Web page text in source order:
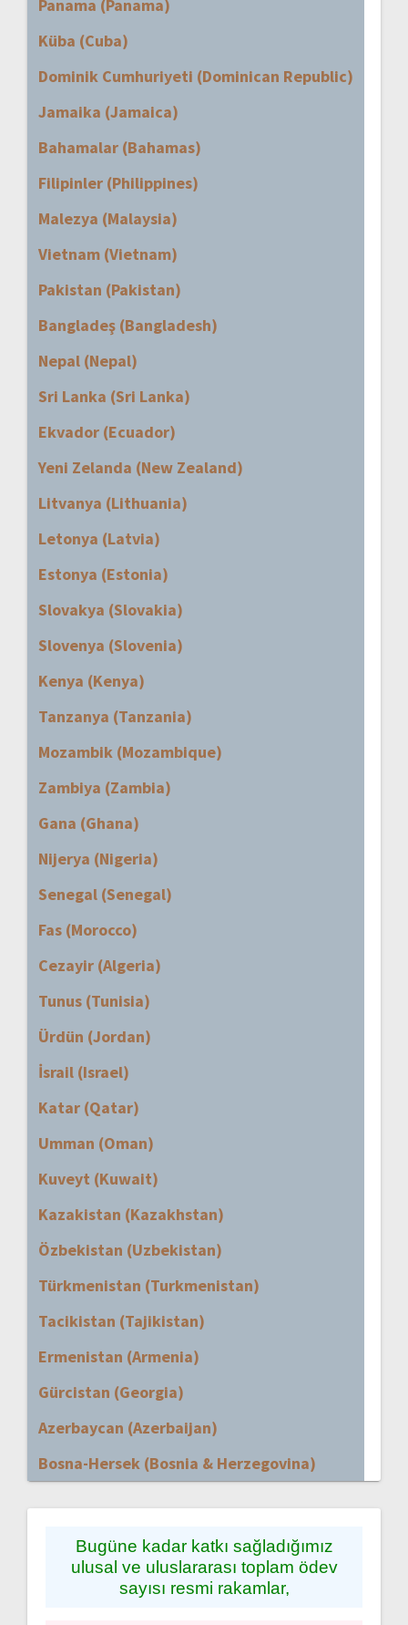
Panama (Panama)
Küba (Cuba)
Dominik Cumhuriyeti (Dominican Republic)
Jamaika (Jamaica)
Bahamalar (Bahamas)
Filipinler (Philippines)
Malezya (Malaysia)
Vietnam (Vietnam)
Pakistan (Pakistan)
Bangladeş (Bangladesh)
Nepal (Nepal)
Sri Lanka (Sri Lanka)
Ekvador (Ecuador)
Yeni Zelanda (New Zealand)
Litvanya (Lithuania)
Letonya (Latvia)
Estonya (Estonia)
Slovakya (Slovakia)
Slovenya (Slovenia)
Kenya (Kenya)
Tanzanya (Tanzania)
Mozambik (Mozambique)
Zambiya (Zambia)
Gana (Ghana)
Nijerya (Nigeria)
Senegal (Senegal)
Fas (Morocco)
Cezayir (Algeria)
Tunus (Tunisia)
Ürdün (Jordan)
İsrail (Israel)
Katar (Qatar)
Umman (Oman)
Kuveyt (Kuwait)
Kazakistan (Kazakhstan)
Özbekistan (Uzbekistan)
Türkmenistan (Turkmenistan)
Tacikistan (Tajikistan)
Ermenistan (Armenia)
Gürcistan (Georgia)
Azerbaycan (Azerbaijan)
Bosna-Hersek (Bosnia & Herzegovina)
Bugüne kadar katkı sağladığımız
ulusal ve uluslararası toplam ödev
sayısı resmi rakamlar,